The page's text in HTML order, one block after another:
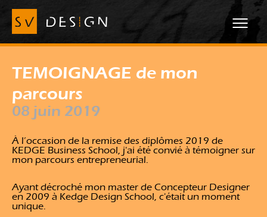
TEMOIGNAGE de mon
parcours
08 juin 2019
À l’occasion de la remise des diplômes 2019 de
KEDGE Business School, j'ai été convié à témoigner sur
mon parcours entrepreneurial.
Ayant décroché mon master de Concepteur Designer
en 2009 à Kedge Design School, c'était un moment
unique.